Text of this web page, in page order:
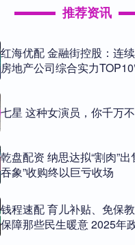
推荐资讯
红海优配 金融街控股：连
房地产公司综合实力
七星 这种女演员，你千万不
乾盘配资 纳思达拟“割肉”
吞象”收购终以巨亏收场
钱程速配 育儿补贴、免保
保障那些民生暖意 2025年